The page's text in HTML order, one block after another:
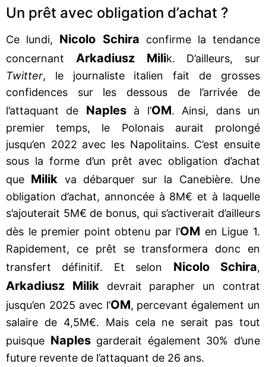
Un prêt avec obligation d’achat ?
Ce lundi, Nicolo Schira confirme la tendance
concernant Arkadiusz Milik. D’ailleurs, sur
Twitter, le journaliste italien fait de grosses
confidences sur les dessous de l’arrivée de
l’attaquant de Naplesà l’OM. Ainsi, dans un
premier temps, le Polonais aurait prolongé
jusqu’en 2022 avec les Napolitains. C’est ensuite
sous la forme d’un prêt avec obligation d’achat
que Milik va débarquer sur la Canebière. Une
obligation d’achat, annoncée à 8M€ et à laquelle
s’ajouterait 5M€ de bonus, qui s’activerait d’ailleurs
dès le premier point obtenu par l’OM en Ligue 1.
Rapidement, ce prêt se transformera donc en
transfert définitif. Et selon Nicolo Schira,
Arkadiusz Milik devrait parapher un contrat
jusqu’en 2025 avec l’OM, percevant également un
salaire de 4,5M€. Mais cela ne serait pas tout
puisque Naplesgarderait également 30% d’une
future revente de l’attaquant de 26 ans.